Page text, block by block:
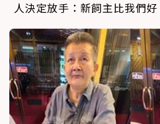
人決定放手：新飼主比我們好